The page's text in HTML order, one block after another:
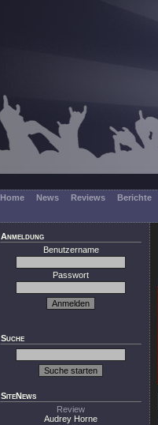
Home News Reviews Berichte
Anmeldung
Benutzername
Passwort
Suche
SiteNews
Review
Audrey Horne